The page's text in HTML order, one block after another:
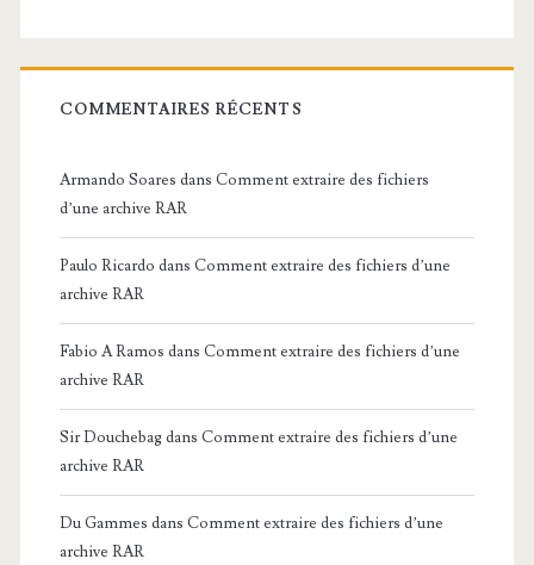
COMMENTAIRES RÉCENTS
Armando Soares dans Comment extraire des fichiers
d’une archive RAR
Paulo Ricardo dans Comment extraire des fichiers d’une
archive RAR
Fabio A Ramos dans Comment extraire des fichiers d’une
archive RAR
Sir Douchebagdans Comment extraire des fichiers d’une
archive RAR
Du Gammes dans Comment extraire des fichiers d’une
archive RAR